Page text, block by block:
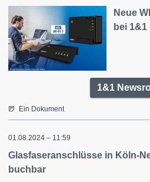
Neue
bei 1&1
1&1
Ein Dokument
01.08.2024 – 11:59
Glasfaseranschlüsse in Köln-
buchbar